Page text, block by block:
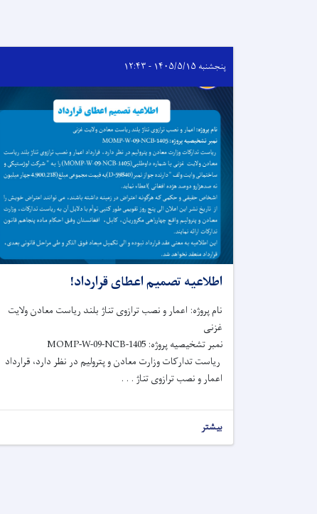
پنجشنبه ۱۴۰۵/۵/۱۵ - ۱۲:۴۳
اطلاعیه تصمیم اعطای قرارداد!
نام پروژه: اعمار و نصب ترازوی تناژ بلند ریاست معادن ولایت
غزنی
نمبر تشخیصیه پروژه: MOMP-W-09-NCB-1405
ریاست تدارکات وزارت معادن و پترولیم در نظر دارد، قرارداد
اعمار و نصب ترازوی تناژ . . .
بیشتر